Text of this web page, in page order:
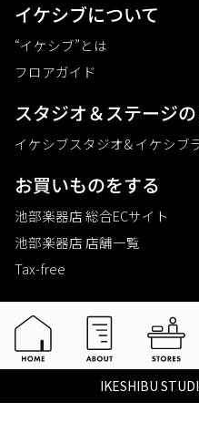
IKESHIBU
イケシブについて
“イケシブ”とは
フロアガイド
スタジオ＆ステージ
イケシブスタジオ& イケシブ
お買いものをする
池部楽器店 総合ECサイト
池部楽器店 店舗一覧
Tax-free
楽器関連情報を見る
こちらイケベ新製品情報局
Ikebe Channel